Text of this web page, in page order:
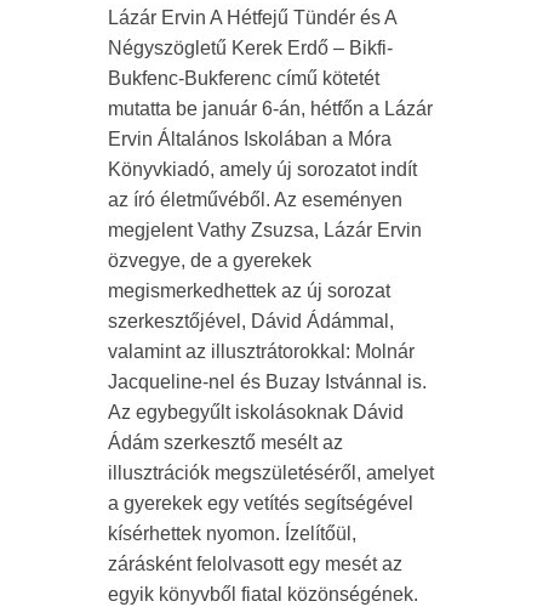
Lázár Ervin A Hétfejű Tündér és A
Négyszögletű Kerek Erdő – Bikfi-
Bukfenc-Bukferenc című kötetét
mutatta be január 6-án, hétfőn a Lázár
Ervin Általános Iskolában a Móra
Könyvkiadó, amely új sorozatot indít
az író életművéből. Az eseményen
megjelent Vathy Zsuzsa, Lázár Ervin
özvegye, de a gyerekek
megismerkedhettek az új sorozat
szerkesztőjével, Dávid Ádámmal,
valamint az illusztrátorokkal: Molnár
Jacqueline-nel és Buzay Istvánnal is.
Az egybegyűlt iskolásoknak Dávid
Ádám szerkesztő mesélt az
illusztrációk megszületéséről, amelyet
a gyerekek egy vetítés segítségével
kísérhettek nyomon. Ízelítőül,
zárásként felolvasott egy mesét az
egyik könyvből fiatal közönségének.